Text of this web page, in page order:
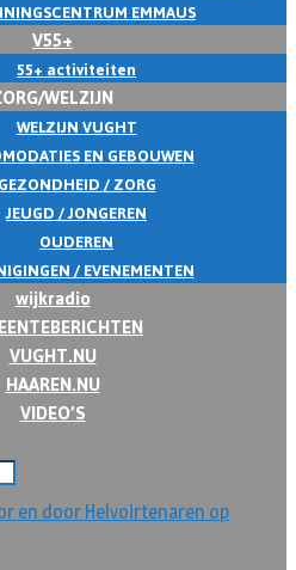
EMMAUS
V55+
55+ activiteiten
WELZIJN
WELZIJN VUGHT
EN GEBOUWEN
/ ZORG
JEUGD / JONGEREN
OUDEREN
/ EVENEMENTEN
wijkradio
VUGHT.NU
HAAREN.NU
VIDEO’S